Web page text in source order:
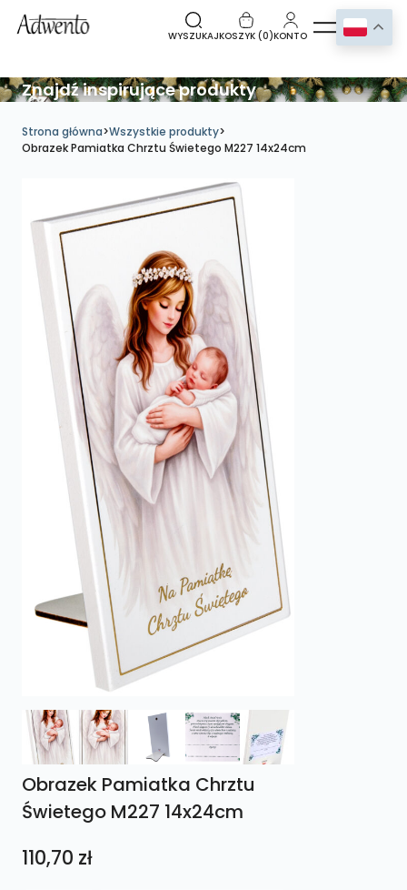
WYSZUKAJKOSZYK (0)KONTO
Znajdź inspirujące produkty
Strona główna>Wszystkie produkty>
Obrazek Pamiatka Chrztu Świetego M227 14x24cm
Obrazek Pamiatka Chrztu
Świetego M227 14x24cm
110,70 zł